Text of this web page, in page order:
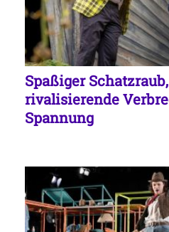
Spaßiger
rivalisierende
Spannung